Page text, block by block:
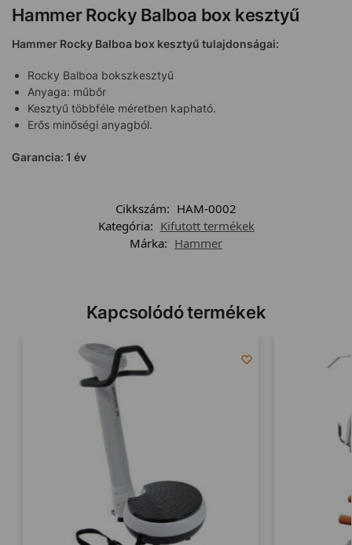
Hammer Rocky Balboa box kesztyű
Hammer Rocky Balboa box kesztyű tulajdonságai:
Rocky Balboa bokszkesztyű
Anyaga: műbőr
Kesztyű többféle méretben kapható.
Erős minőségi anyagból.
Garancia: 1 év
Cikkszám: HAM-0002
Kategória: Kifutott termékek
Márka: Hammer
Kapcsolódó termékek